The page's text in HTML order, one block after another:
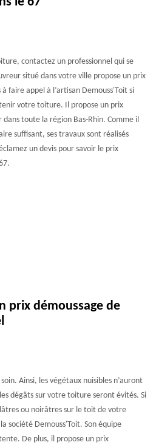
contactez un professionnel qui se
situé dans votre ville propose un prix
faire appel à l’artisan Demouss'Toit si
votre toiture. Il propose un prix
toute la région Bas-Rhin. Comme il
suffisant, ses travaux sont réalisés
un devis pour savoir le prix
prix démoussage de
Ainsi, les végétaux nuisibles n’auront
dégâts sur votre toiture seront évités. Si
ou noirâtres sur le toit de votre
société Demouss'Toit. Son équipe
De plus, il propose un prix